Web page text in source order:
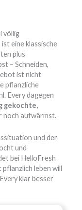
völlig
eine klassische
plus
– Schneiden,
ist nicht
pflanzliche
Every dagegen
gekochte,
noch aufwärmst.
und der
und
bei HelloFresh
leben will
klar besser